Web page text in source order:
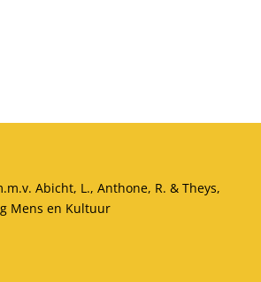
Abicht, L., Anthone, R. & Theys,
Mens en Kultuur